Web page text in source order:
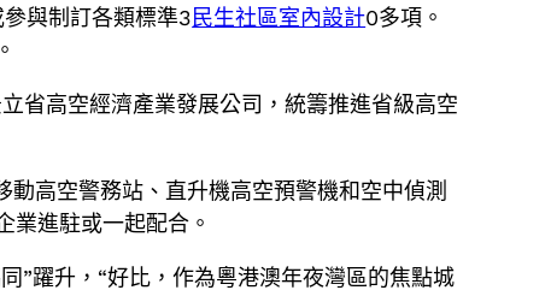
與制訂各類標準3民生社區室內設計0多項。
省高空經濟產業發展公司，統籌推進省級高空
高空警務站、直升機高空預警機和空中偵測
業進駐或一起配合。
”躍升，“好比，作為粵港澳年夜灣區的焦點城